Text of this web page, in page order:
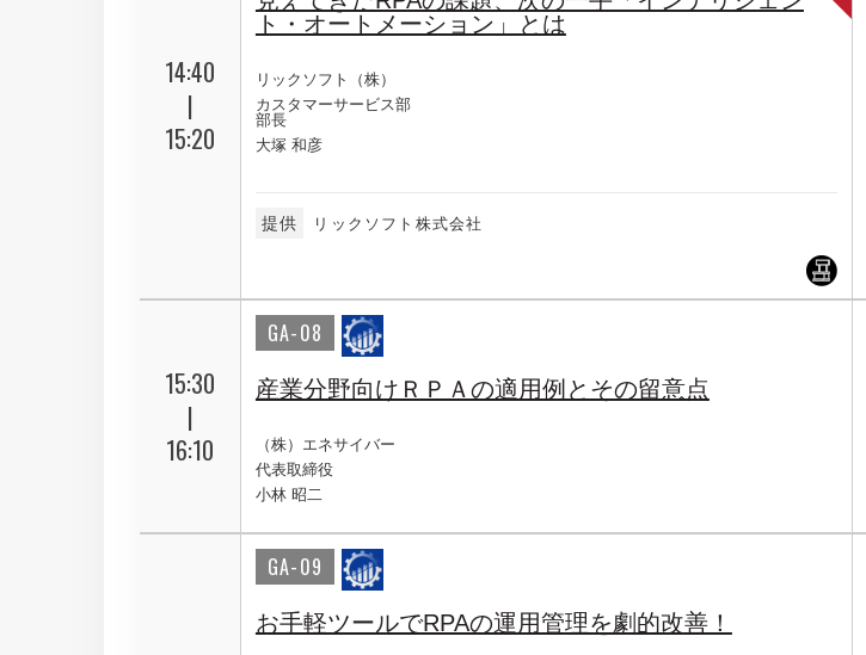
14:40
|
15:20
ト・オートメーション」とは
リックソフト（株）
カスタマーサービス部
部長
大塚 和彦
提供 リックソフト株式会社
15:30
|
16:10
GA-08
産業分野向けＲＰＡの適用例とその留意点
（株）エネサイバー
代表取締役
小林 昭二
GA-09
お手軽ツールでRPAの運用管理を劇的改善！